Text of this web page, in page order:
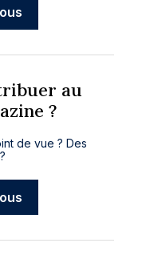
au
?
de vue ? Des